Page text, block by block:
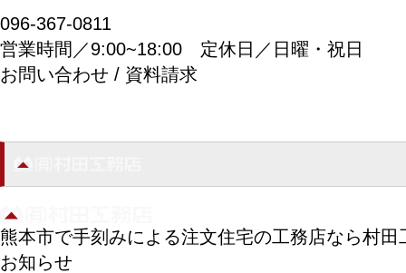
096-367-0811
営業時間／9:00~18:00 定休日／日曜・祝日
お問い合わせ / 資料請求
熊本市で手刻みによる注文住宅の工務店なら村田
お知らせ